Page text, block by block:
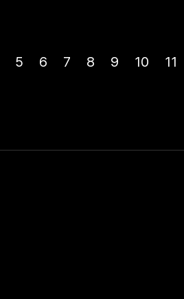
5 6 7 8 9 10 11